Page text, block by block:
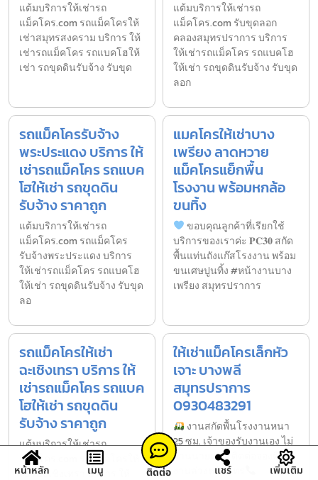
แต้มบริการให้เช่ารถ
แม็คโคร.com รถแม็คโครให้
เช่าสมุทรสงคราม บริการ ให้
เช่ารถแม็คโคร รถแบคโฮให้
เช่า รถขุดดินรับจ้าง รับขุด
แต้มบริการให้เช่ารถ
แม็คโคร.com รับขุดลอก
คลองสมุทรปราการ บริการ
ให้เช่ารถแม็คโคร รถแบคโฮ
ให้เช่า รถขุดดินรับจ้าง รับขุด
ลอก
รถแม็คโครรับจ้าง
พระประแดง บริการ ให้
เช่ารถแม็คโคร รถแบค
โฮให้เช่า รถขุดดิน
รับจ้าง ราคาถูก
แต้มบริการให้เช่ารถ
แม็คโคร.com รถแม็คโคร
รับจ้างพระประแดง บริการ
ให้เช่ารถแม็คโคร รถแบคโฮ
ให้เช่า รถขุดดินรับจ้าง รับขุด
ลอ
แมคโครให้เช่าบาง
เพรียง ลาดหวาย
แม็คโครแย็กพื้น
โรงงาน พร้อมหกล้อ
ขนทิ้ง
ขอบคุณลูกค้าที่เรียกใช้
บริการของเราค่ะ 𝐏𝐂𝟑𝟎 สกัด
พื้นแท่นถังแก๊สโรงงาน พร้อม
ขนเศษปูนทิ้ง #หน้างานบาง
เพรียง สมุทรปราการ
รถแม็คโครให้เช่า
ฉะเชิงเทรา บริการ ให้
เช่ารถแม็คโคร รถแบค
โฮให้เช่า รถขุดดิน
รับจ้าง ราคาถูก
แต้มบริการให้เช่ารถ
แม็คโคร.com รถแม็คโครให้
เช่าฉะเชิงเทรา บริการ ให้
ให้เช่าแม็คโครเล็กหัว
เจาะ บางพลี
สมุทรปราการ
0930483291
งานสกัดพื้นโรงงานหนา
25 ซม. เจ้าของรับงานเอง ไม่
ผ่านนายหน้า ติดต่อจองคิว
งานล่วงหน้าโทร
หน้าหลัก เมนู ติดต่อ แชร์ เพิ่มเติม